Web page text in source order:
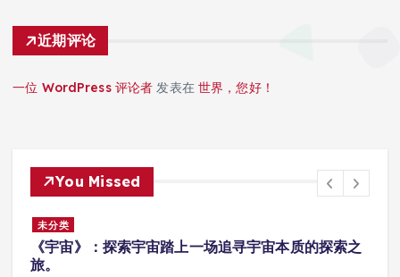
近期评论
一位 WordPress 评论者 发表在世界，您好！
You Missed
未分类
2026公钲评选行业内专业的评选系统哪家强，公钲
评选三大痛点一次击穿